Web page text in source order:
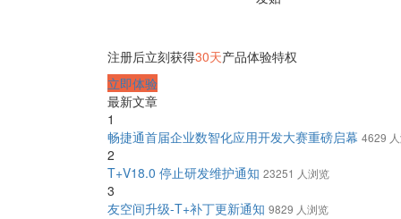
注册后立刻获得30天产品体验特权
立即体验
最新文章
1
畅捷通首届企业数智化应用开发大赛重磅启幕 4629
2
T+V18.0 停止研发维护通知 23251 人浏览
3
友空间升级-T+补丁更新通知 9829 人浏览